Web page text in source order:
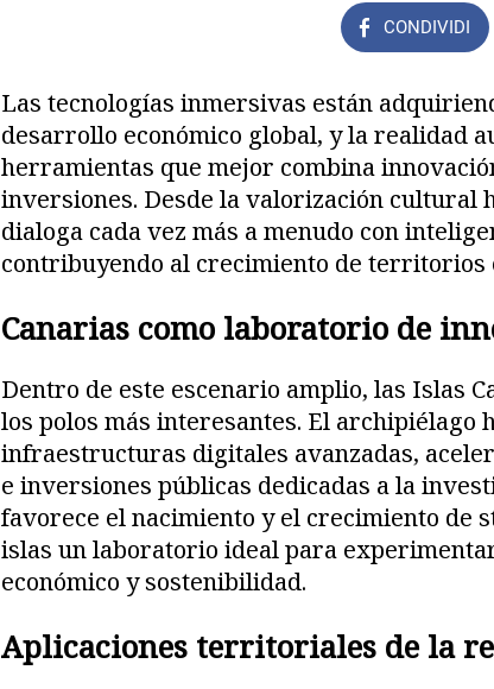
CONDIVIDI
Las tecnologías inmersivas están
desarrollo económico global, y la realidad
herramientas que mejor combina
inversiones. Desde la valorización cultural
dialoga cada vez más a menudo con
contribuyendo al crecimiento de territorios
Canarias como laboratorio de
Dentro de este escenario amplio, las Islas
los polos más interesantes. El archipiélago
infraestructuras digitales avanzadas,
e inversiones públicas dedicadas a la
favorece el nacimiento y el crecimiento de
islas un laboratorio ideal para
económico y sostenibilidad.
Aplicaciones territoriales de la